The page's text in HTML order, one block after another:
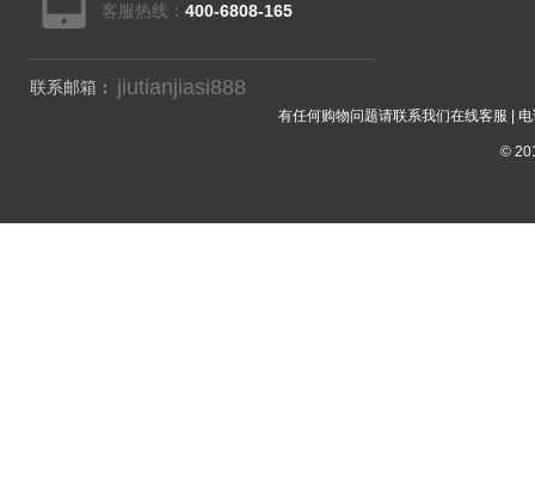
客服热线： 400-6808-165
联系邮箱： jiutianjiasi888
有任何购物问题请联系我们在线客服 |
©